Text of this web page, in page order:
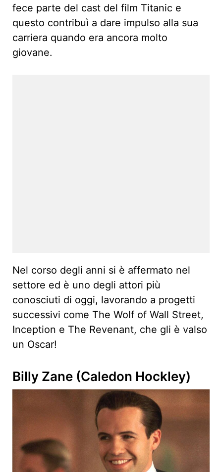
fece parte del cast del film Titanic e
questo contribuì a dare impulso alla sua
carriera quando era ancora molto
giovane.
Nel corso degli anni si è affermato nel
settore ed è uno degli attori più
conosciuti di oggi, lavorando a progetti
successivi come The Wolf of Wall Street,
Inception e The Revenant, che gli è valso
un Oscar!
Billy Zane (Caledon Hockley)